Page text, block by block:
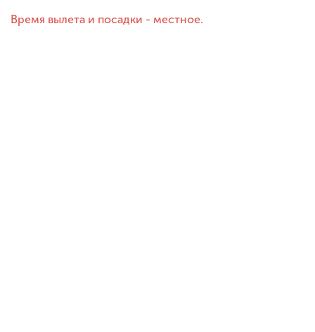
Время вылета и посадки - местное.